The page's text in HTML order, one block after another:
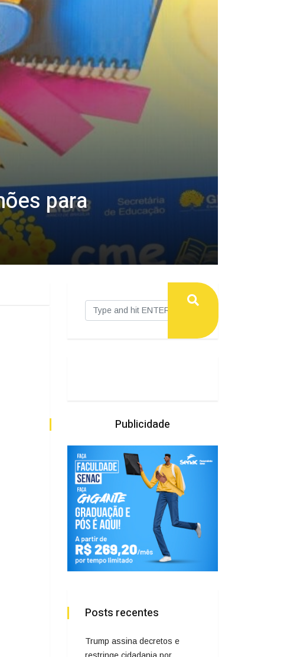
para
Publicidade
Posts recentes
Trump assina decretos e
restringe cidadania por